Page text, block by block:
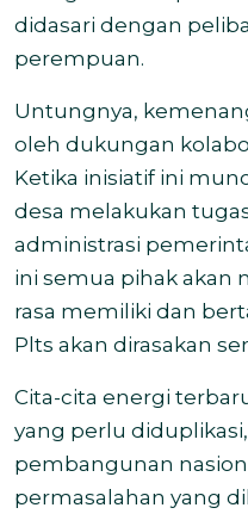
didasari dengan
perempuan.
Untungnya,
oleh dukungan
Ketika inisiatif ini
desa melakukan
administrasi
ini semua pihak akan
rasa memiliki dan
Plts akan dirasakan
Cita-cita energi
yang perlu
pembangunan
permasalahan yang